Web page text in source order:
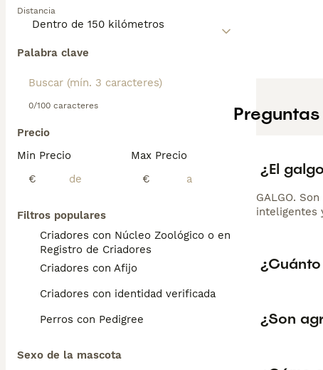
Distancia
Palabra clave
0/100 caracteres
Precio
Min Precio
€
Max Precio
€
Filtros populares
Criadores con Núcleo Zoológico o en el
Registro de Criadores
Criadores con Afijo
Criadores con identidad verificada
Perros con Pedigree
Sexo de la mascota
¿El
GALGO.
inteligentes
¿Son